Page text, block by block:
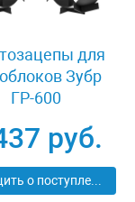
для
Зубр
ГР-600
руб.
Сообщить о поступлении